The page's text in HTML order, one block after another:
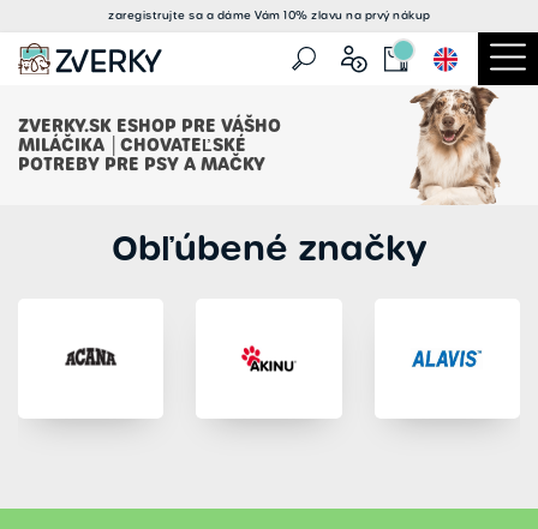
zaregistrujte sa a dáme Vám 10% zlavu na prvý nákup
ZVERKY.SK ESHOP PRE VÁŠHO
MILÁČIKA │CHOVATEĽSKÉ
POTREBY PRE PSY A MAČKY
Obľúbené značky